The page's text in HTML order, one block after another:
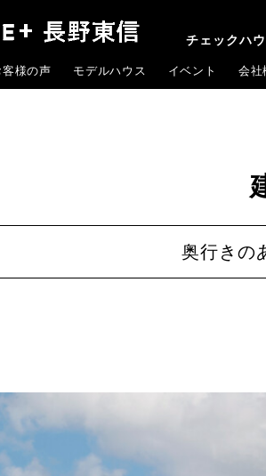
チェックハ
客様の声 モデルハウス イベント 会社
奥行きの